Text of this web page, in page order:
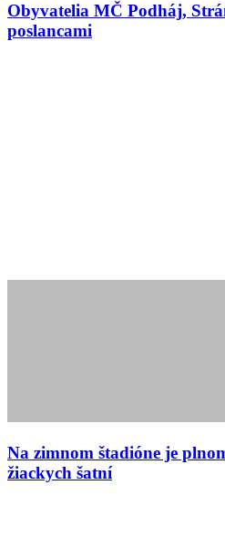
Obyvatelia MČ Podháj,
poslancami
Na zimnom štadióne je
žiackych šatní